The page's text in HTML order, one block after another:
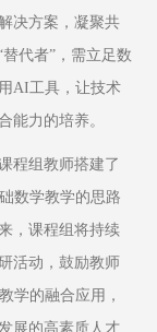
决方案，凝聚共
代者”，需立足数
AI工具，让技术
能力的培养。
程组教师搭建了
数学教学的思路
，课程组将持续
活动，鼓励教师
学的融合应用，
展的高素质人才